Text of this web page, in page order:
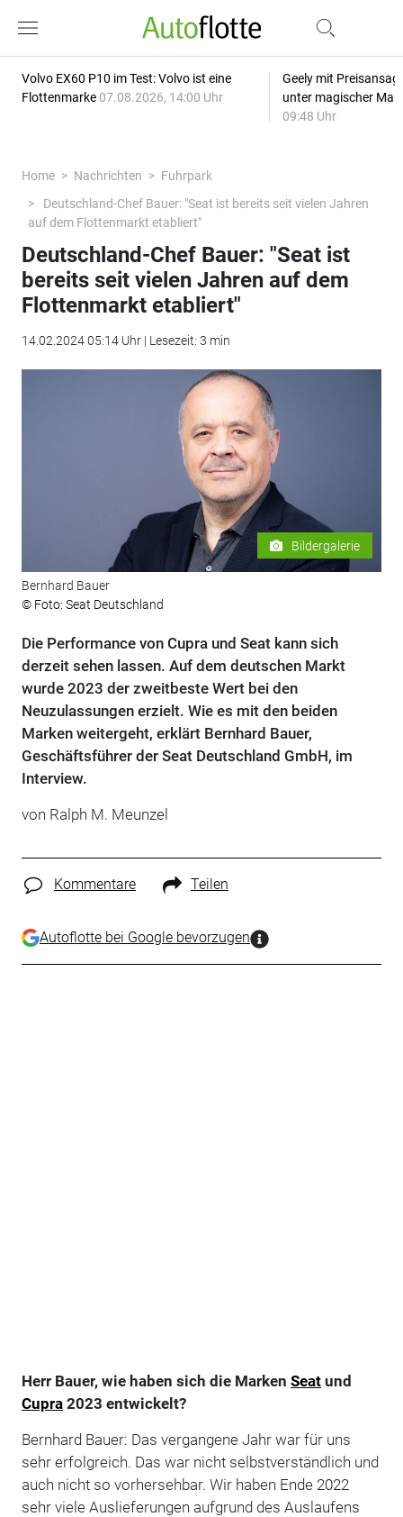
Volvo EX60 P10 im Test: Volvo ist eine
Flottenmarke 07.08.2026, 14:00 Uhr
Geely mit
unter magischer
09:48 Uhr
Home Nachrichten
Fuhrpark
Deutschland-Chef Bauer: "Seat ist bereits seit vielen Jahren
auf dem Flottenmarkt etabliert"
Deutschland-Chef Bauer: "Seat ist
bereits seit vielen Jahren auf dem
Flottenmarkt etabliert"
14.02.2024 05:14 Uhr | Lesezeit: 3 min
Bildergalerie
Bernhard Bauer
© Foto: Seat Deutschland
Die Performance von Cupra und Seat kann sich
derzeit sehen lassen. Auf dem deutschen Markt
wurde 2023 der zweitbeste Wert bei den
Neuzulassungen erzielt. Wie es mit den beiden
Marken weitergeht, erklärt Bernhard Bauer,
Geschäftsführer der Seat Deutschland GmbH, im
Interview.
von Ralph M. Meunzel
Kommentare Teilen
Autoflotte bei Google bevorzugen
Herr Bauer, wie haben sich die Marken Seatund
Cupra2023 entwickelt?
Bernhard Bauer: Das vergangene Jahr war für uns
sehr erfolgreich. Das war nicht selbstverständlich und
auch nicht so vorhersehbar. Wir haben Ende 2022
sehr viele Auslieferungen aufgrund des Auslaufens